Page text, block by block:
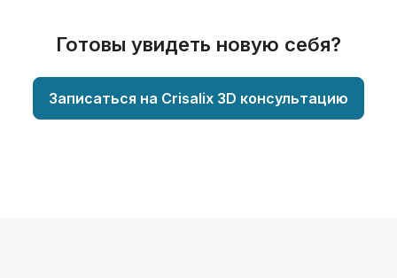
Готовы увидеть новую себя?
Записаться на Crisalix 3D консультацию